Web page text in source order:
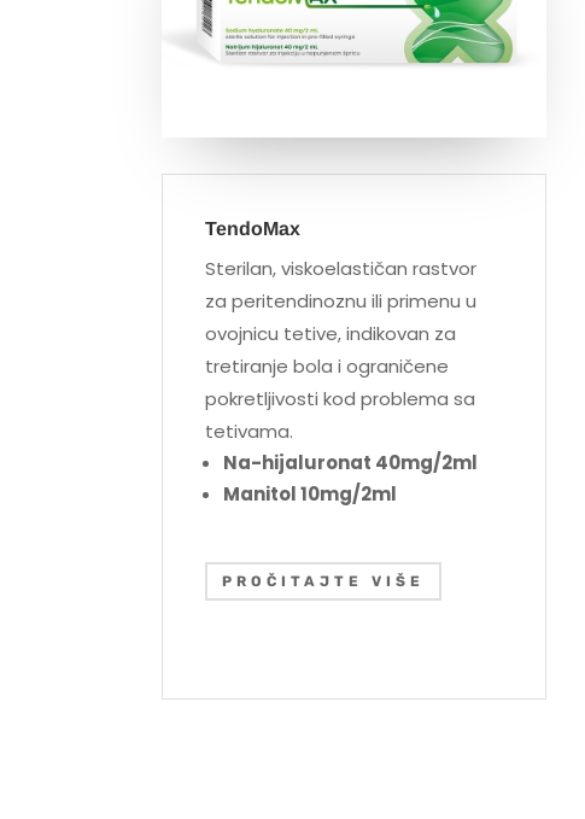
TendoMax
Sterilan, viskoelastičan rastvor
za peritendinoznu ili primenu u
ovojnicu tetive, indikovan za
tretiranje bola i ograničene
pokretljivosti kod problema sa
tetivama.
Na-hijaluronat 40mg/2ml
Manitol 10mg/2ml
PROČITAJTE VIŠE